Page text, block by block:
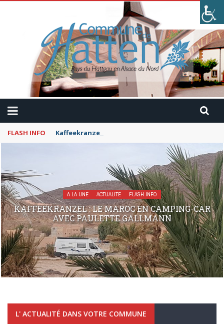
FLASH INFO Kaffeekranzel : Le Maroc en camping-car avec
A LA UNE ACTUALITÉ FLASH INFO
KAFFEEKRANZEL : LE MAROC EN CAMPING-CAR
AVEC PAULETTE GALLMANN
L' ACTUALITÉ DANS VOTRE COMMUNE